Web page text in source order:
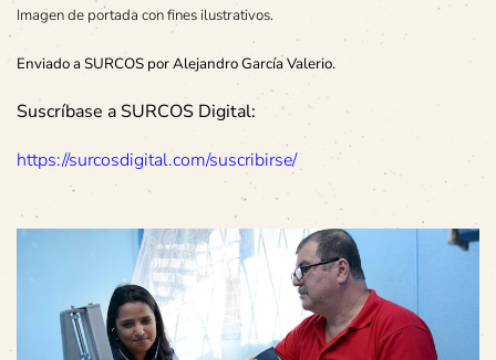
Imagen de portada con fines ilustrativos.
Enviado a SURCOS por Alejandro García Valerio.
Suscríbase a SURCOS Digital:
https://surcosdigital.com/suscribirse/